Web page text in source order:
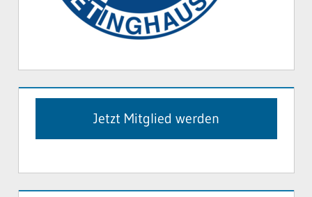
Jetzt Mitglied werden